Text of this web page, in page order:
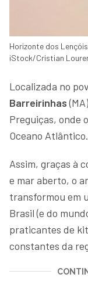
Horizonte dos
iStock/Cristian
Localizada no
Barreirinhas
Preguiças, onde
Oceano Atlântico.
Assim, graças à
e mar aberto, o
transformou em
Brasil (e do
praticantes de
constantes da